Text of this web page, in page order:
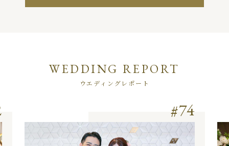
WEDDING REPORT
ウエディングレポート
74